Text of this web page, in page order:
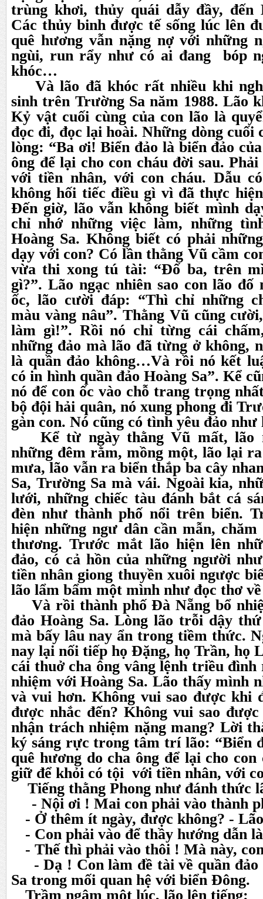
trùng khơi, thủy quái dẫy đầy, đến
Các thủy binh được tế sống lúc lên
quê hương vẫn nặng nợ với những
ngùi, run rẩy như có ai đang bóp
khóc…
Và lão đã khóc rất nhiều khi
sinh trên Trường Sa năm 1988. Lão
Kỷ vật cuối cùng của con lão là
đọc đi, đọc lại hoài. Những dòng cuối
lòng: “Ba ơi! Biển đảo là biển đảo
ông để lại cho con cháu đời sau.
với tiền nhân, với con cháu. Dẫu
không hối tiếc điều gì vì đã thực
Đến giờ, lão vẫn không biết mình
chỉ nhớ những việc làm, những
Hoàng Sa. Không biết có phải
dạy với con? Có lần thằng Vũ cầm
vừa thi xong tú tài: “Đố ba, trên
gì?”. Lão ngạc nhiên sao con lão
ốc, lão cười đáp: “Thì chỉ những
màu vàng nâu”. Thằng Vũ cũng
làm gì!”. Rồi nó chỉ từng cái
những đảo mà lão đã từng ở không,
là quần đảo không…Và rồi nó kết
có in hình quần đảo Hoàng Sa”. Kể
nó để con ốc vào chỗ trang trọng
bộ đội hải quân, nó xung phong đi
gàn con. Nó cũng có tình yêu đảo
Kể từ ngày thằng Vũ mất, lão
những đêm rằm, mồng một, lão lại
mưa, lão vẫn ra biển thắp ba cây
Sa, Trường Sa mà vái. Ngoài kia,
lưới, những chiếc tàu đánh bắt cá
đèn như thành phố nổi trên biển.
hiện những ngư dân cần mẫn,
thương. Trước mắt lão hiện lên
đảo, có cả hồn của những người
tiền nhân giong thuyền xuôi ngược
lão lẩm bẩm một mình như đọc thơ
Và rồi thành phố Đà Nẵng bổ
đảo Hoàng Sa. Lòng lão trỗi dậy
mà bấy lâu nay ẩn trong tiềm thức.
nay lại nối tiếp họ Đặng, họ Trần, họ
cái thuở cha ông vâng lệnh triều
nhiệm với Hoàng Sa. Lão thấy mình
và vui hơn. Không vui sao được khi
được nhắc đến? Không vui sao
nhận trách nhiệm nặng mang? Lời
ký sáng rực trong tâm trí lão: “Biển
quê hương do cha ông để lại cho con
giữ để khỏi có tội với tiền nhân, với
Tiếng thằng Phong như đánh thức
- Nội ơi ! Mai con phải vào thành
- Ở thêm ít ngày, được không? -
- Con phải vào để thầy hướng dẫn
- Thế thì phải vào thôi ! Mà này,
- Dạ ! Con làm đề tài về quần đảo
Sa trong mối quan hệ với biển Đông.
Trầm ngâm một lúc, lão lên tiếng: